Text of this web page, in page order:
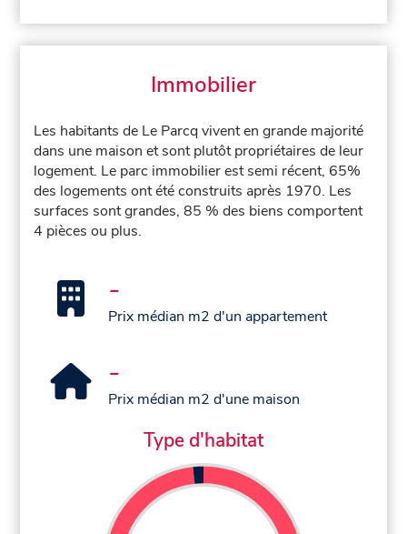
Immobilier
Les habitants de Le Parcq vivent en grande majorité
dans une maison et sont plutôt propriétaires de leur
logement. Le parc immobilier est semi récent, 65%
des logements ont été construits après 1970. Les
surfaces sont grandes, 85 % des biens comportent
4 pièces ou plus.
-
Prix médian m2 d'un appartement
-
Prix médian m2 d'une maison
Type d'habitat